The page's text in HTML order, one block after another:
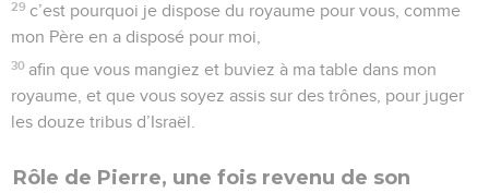
29 c’est pourquoi je dispose du royaume pour vous, comme
mon Père en a disposé pour moi,
30 afin que vous mangiez et buviez à ma table dans mon
royaume, et que vous soyez assis sur des trônes, pour juger
les douze tribus d’Israël.
Rôle de Pierre, une fois revenu de son